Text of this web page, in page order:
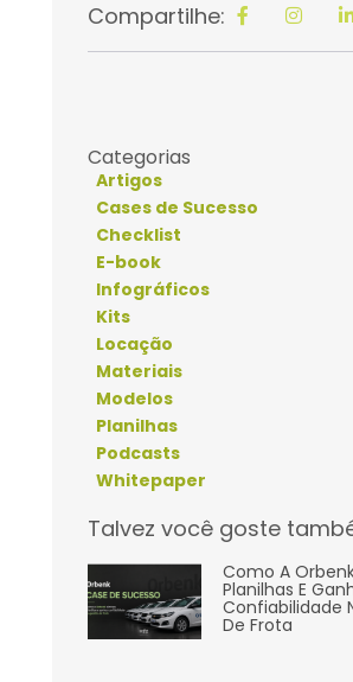
Compartilhe:
Categorias
Artigos
Cases de Sucesso
Checklist
E-book
Infográficos
Kits
Locação
Materiais
Modelos
Planilhas
Podcasts
Whitepaper
Talvez você goste
Como A
Planilhas E
Confiabilidade
De Frota